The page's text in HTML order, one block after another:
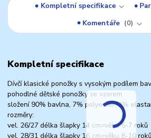
Kompletní specifikace
Komentáře
0
Kompletní specifikace
Dívčí klasické ponožky s vysokým podílem
pohodlné dětské ponožky se vzorem
složení 90% bavlna, 7% polyester, 3%
rozměry:
vel. 26/27 délka šlapky 14 cm=věku 5-7 roků
vel. 28/31 délka šlapky 16 cm=věku 8-10 roků